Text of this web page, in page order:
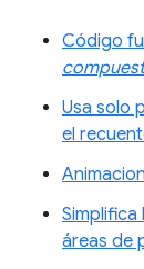
Código
Usa solo
el
áreas de